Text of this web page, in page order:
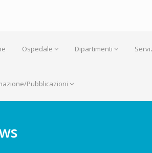
Ospedale Dipartimenti
Pubblicazioni